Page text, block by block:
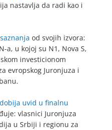
nastavlja da radi kao i
od svojih izvora:
a, u kojoj su N1, Nova S,
investicionom
evropskog Juronjuza i
uvid u finalnu
vlasnici Juronjuza
u Srbiji i regionu za